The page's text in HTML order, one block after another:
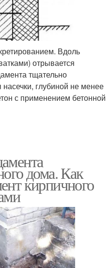
Вдоль
отрывается
тщательно
глубиной не менее
с применением бетонной
дома. Как
кирпичного